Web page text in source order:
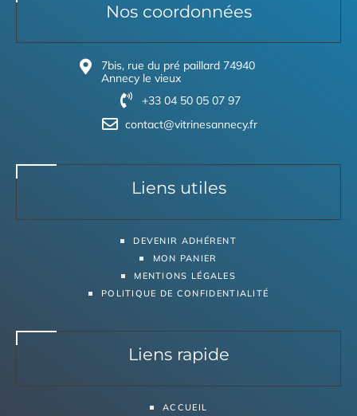
Nos coordonnées
7bis, rue du pré paillard 74940
Annecy le vieux
+33 04 50 05 07 97
contact@vitrinesannecy.fr
Liens utiles
DEVENIR ADHÉRENT
MON PANIER
MENTIONS LÉGALES
POLITIQUE DE CONFIDENTIALITÉ
Liens rapide
ACCUEIL